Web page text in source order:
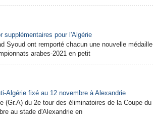
supplémentaires pour l'Algérie
Syoud ont remporté chacun une nouvelle médaille
arabes-2021 en petit
Algérie fixé au 12 novembre à Alexandrie
(Gr.A) du 2e tour des éliminatoires de la Coupe du
au stade d'Alexandrie en